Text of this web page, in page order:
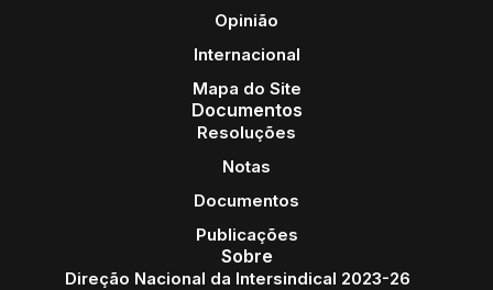
Opinião
Internacional
Mapa do Site
Documentos
Resoluções
Notas
Documentos
Publicações
Sobre
Direção Nacional da Intersindical 2023-26